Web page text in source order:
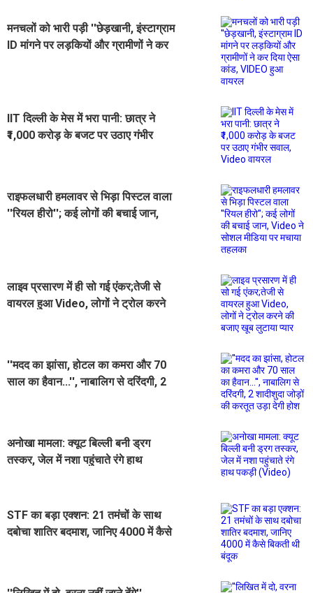
मनचलों को भारी पड़ी ''छेड़खानी, इंस्टाग्राम
ID मांगने पर लड़कियों और ग्रामीणों ने कर
IIT दिल्ली के मेस में भरा पानी: छात्र ने
₹1,000 करोड़ के बजट पर उठाए गंभीर
राइफलधारी हमलावर से भिड़ा पिस्टल वाला
''रियल हीरो''; कई लोगों की बचाई जान,
लाइव प्रसारण में ही सो गई एंकर;तेजी से
वायरल हुआ Video, लोगों ने ट्रोल करने
''मदद का झांसा, होटल का कमरा और 70
साल का हैवान...'', नाबालिग से दरिंदगी, 2
अनोखा मामला: क्यूट बिल्ली बनी ड्रग
तस्कर, जेल में नशा पहुंचाते रंगे हाथ
STF का बड़ा एक्शन: 21 तमंचों के साथ
दबोचा शातिर बदमाश, जानिए 4000 में कैसे